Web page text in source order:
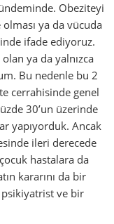
Obeziteyi
ya da vücuda
ifade ediyoruz.
ya da yalnızca
Bu nedenle bu 2
cerrahisinde genel
30’un üzerinde
yapıyorduk. Ancak
ileri derecede
hastalara da
kararını da bir
ve bir